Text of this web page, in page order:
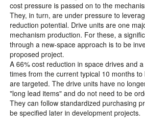
cost pressure is passed on to the
They, in turn, are under pressure to
reduction potential. Drive units are one
mechanism production. For these, a
through a new-space approach is to be
proposed project.
A 66% cost reduction in space drives and
times from the current typical 10 months
are targeted. The drive units have no
"long lead items" and do not need to be
They can follow standardized purchasing
be specified later in development projects.